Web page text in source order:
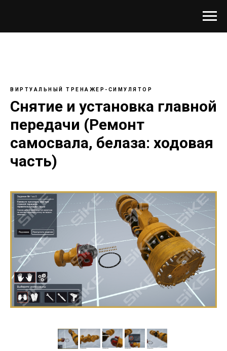
ВИРТУАЛЬНЫЙ ТРЕНАЖЕР-СИМУЛЯТОР
Снятие и установка главной
передачи (Ремонт
самосвала, белаза: ходовая
часть)